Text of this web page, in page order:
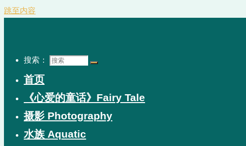
跳至内容
搜索：
首页
《心爱的童话》Fairy Tale
摄影 Photography
水族 Aquatic